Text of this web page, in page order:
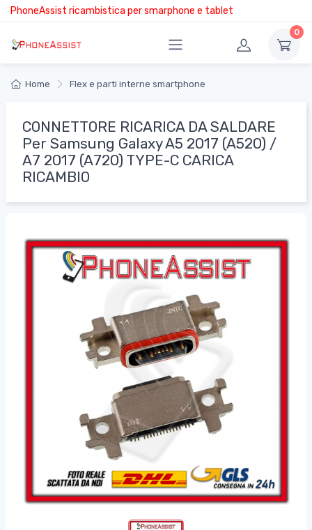
PhoneAssist ricambistica per smarphone e tablet
0
Home Flex e parti interne smartphone
CONNETTORE RICARICA DA SALDARE
Per Samsung Galaxy A5 2017 (A520) /
A7 2017 (A720) TYPE-C CARICA
RICAMBIO